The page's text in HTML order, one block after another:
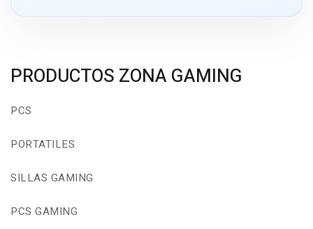
PRODUCTOS ZONA GAMING
PCS
PORTATILES
SILLAS GAMING
PCS GAMING